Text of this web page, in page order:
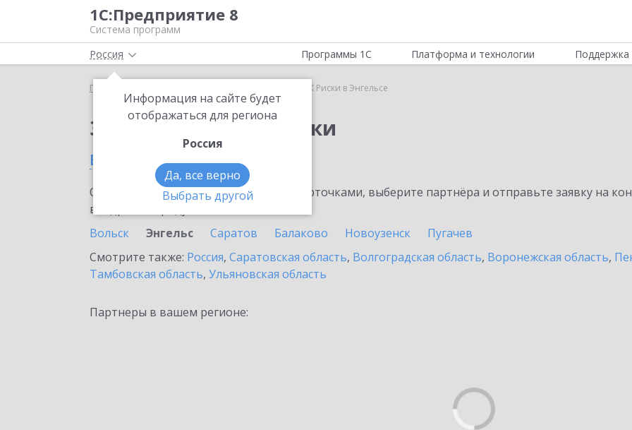
1С:Предприятие 8
Система программ
Россия
Информация на сайте будет
отображаться для региона
Россия
Да, все верно
Выбрать другой
Программы 1С Платформа и технологии Поддержка
Главная 1СПАРК Риски в Энгельсе
Заказать 1СПАРК Риски
в Энгельсе
Ознакомьтесь с информационными карточками, выберите партнёра и отправьте заявку на
внедрение продукта.
Вольск
Энгельс Саратов Балаково Новоузенск
Пугачев
Смотрите также: Россия, Саратовская область, Волгоградская область, Воронежская область,
Тамбовская область, Ульяновская область
Партнеры в вашем регионе: